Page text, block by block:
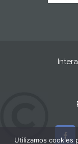
Utilizamos cookies